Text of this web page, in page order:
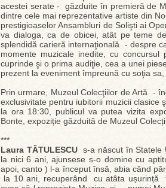
acestei serate - găzduite în premieră de
dintre cele mai reprezentative artiste din
prestigioaselor Ansambluri de Solişti ai
va dialoga, ca de obicei, atât pe teme
splendidă carieră internaţională - despre
momente muzicale inedite, cu concursul
cuprinde şi o prima audiţie, cea a unei
prezent la eveniment împreună cu soţia sa,
Prin urmare, Muzeul Colecţiilor de Artă -
exclusivitate pentru iubitorii muzicii clasice
la ora 18:30, publicul va putea vizita
Bonte, expoziție găzduită de Muzeul
***
Laura TĂTULESCUs-a născut în Statele
la nici 6 ani, ajunsese s-o domine cu
apoi, canto ) l-a început însă, abia când
la 10 ani, recuperând cu atâta ușurință